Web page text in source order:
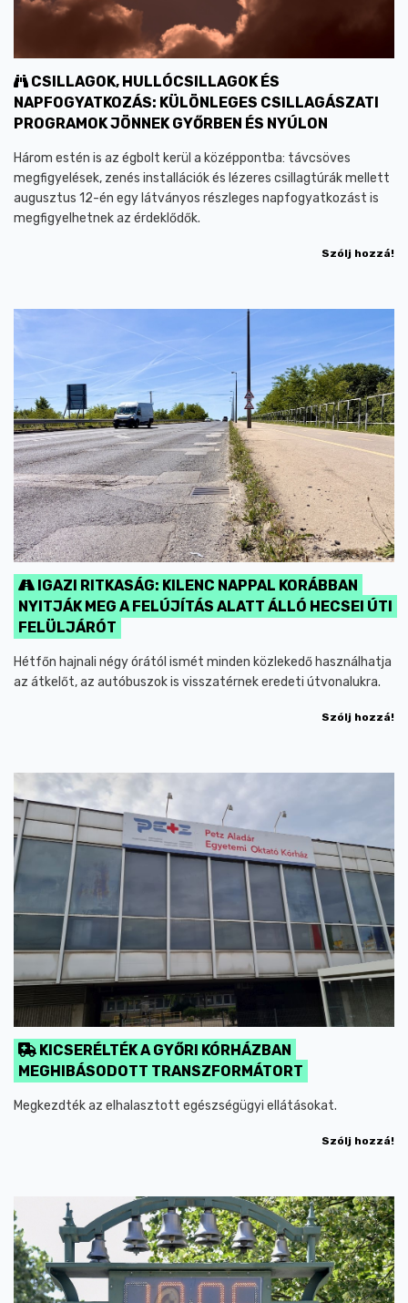
CSILLAGOK, HULLÓCSILLAGOK ÉS
NAPFOGYATKOZÁS: KÜLÖNLEGES CSILLAGÁSZATI
PROGRAMOK JÖNNEK GYŐRBEN ÉS NYÚLON
Három estén is az égbolt kerül a középpontba: távcsöves
megfigyelések, zenés installációk és lézeres csillagtúrák mellett
augusztus 12-én egy látványos részleges napfogyatkozást is
megfigyelhetnek az érdeklődők.
Szólj hozzá!
IGAZI RITKASÁG: KILENC NAPPAL KORÁBBAN
NYITJÁK MEG A FELÚJÍTÁS ALATT ÁLLÓ HECSEI ÚTI
FELÜLJÁRÓT
Hétfőn hajnali négy órától ismét minden közlekedő használhatja
az átkelőt, az autóbuszok is visszatérnek eredeti útvonalukra.
Szólj hozzá!
KICSERÉLTÉK A GYŐRI KÓRHÁZBAN
MEGHIBÁSODOTT TRANSZFORMÁTORT
Megkezdték az elhalasztott egészségügyi ellátásokat.
Szólj hozzá!